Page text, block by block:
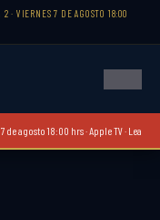
· VIERNES 7 DE AGOSTO 18:00
agosto 18:00 hrs · Apple TV ·